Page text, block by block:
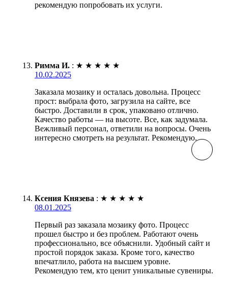
рекомендую попробовать их услуги.
Римма И. : ★ ★ ★ ★ ★
10.02.2025
Заказала мозаику и осталась довольна. Процесс
прост: выбрала фото, загрузила на сайте, все
быстро. Доставили в срок, упаковано отлично.
Качество работы — на высоте. Все, как задумала.
Вежливый персонал, ответили на вопросы. Очень
интересно смотреть на результат. Рекомендую.
Ксения Князева : ★ ★ ★ ★ ★
08.01.2025
Первый раз заказала мозаику фото. Процесс
прошел быстро и без проблем. Работают очень
профессионально, все объяснили. Удобный сайт и
простой порядок заказа. Кроме того, качество
впечатлило, работа на высшем уровне.
Рекомендую тем, кто ценит уникальные сувениры.